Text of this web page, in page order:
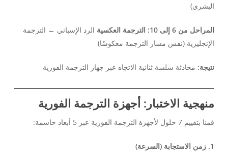
البشري)
المراحل من 6 إلى 10: الترجمة العكسية
الرد الإسباني ← الترجمة
الإنجليزية (نفس مسار الترجمة معكوسًا)
نتيجة: محادثة سلسة ثنائية الاتجاه عبر جهاز الترجمة الفورية
منهجية الاختبار: أجهزة الترجمة الفورية
قمنا بتقييم 7 حلول لأجهزة الترجمة الفورية عبر 5 أبعاد حاسمة:
1. زمن الاستجابة (السرعة)